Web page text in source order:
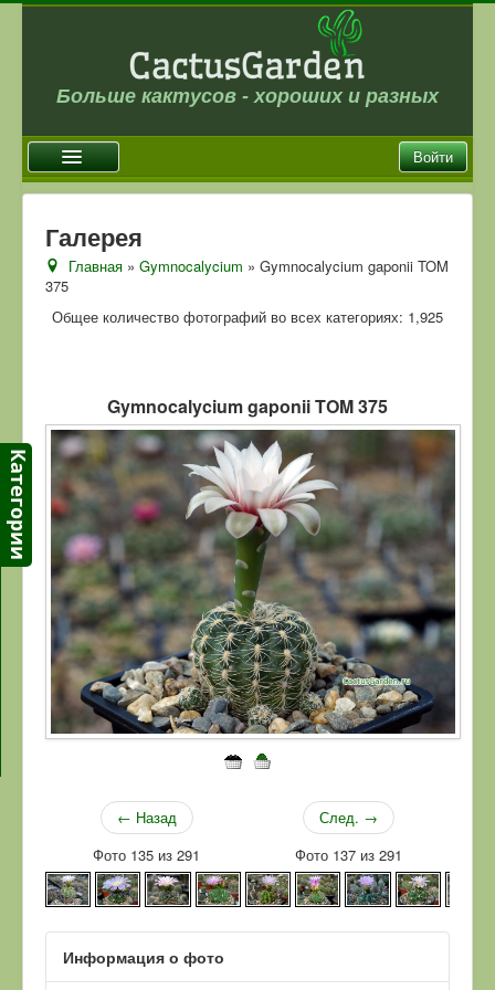
Больше кактусов - хороших и разных
Войти
Новости
Галерея
Магазин
Ссылки
Контакты
Галерея
Главная »Gymnocalycium » Gymnocalycium gaponii TOM
375
Общее количество фотографий во всех категориях: 1,925
Gymnocalycium gaponii TOM 375
← Назад
Фото 135 из 291
След. →
Фото 137 из 291
Информация о фото